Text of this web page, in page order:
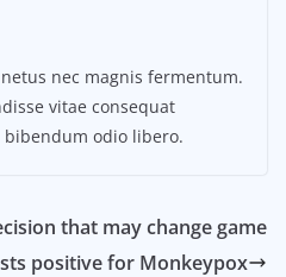
nec magnis fermentum.
vitae consequat
odio libero.
that may change game
positive for Monkeypox